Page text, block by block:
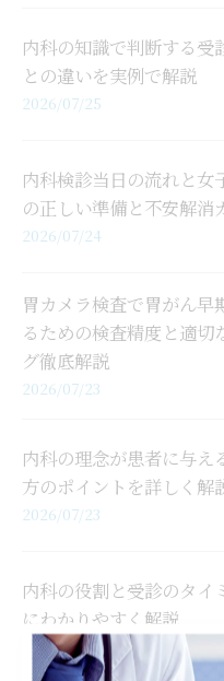
内科の知識で判断する受
との違いを実例で解説
2026/07/25
内科検診当日の流れと女
の正しい準備と不安解消
2026/07/24
胃カメラ検査で胃がん早
るための検査精度と適切
グ徹底解説
2026/07/23
内科の理念が患者に与え
方のポイントを詳しく解
2026/07/23
内科の役割と受診のタイ
にわかりやすく解説
2026/07/22